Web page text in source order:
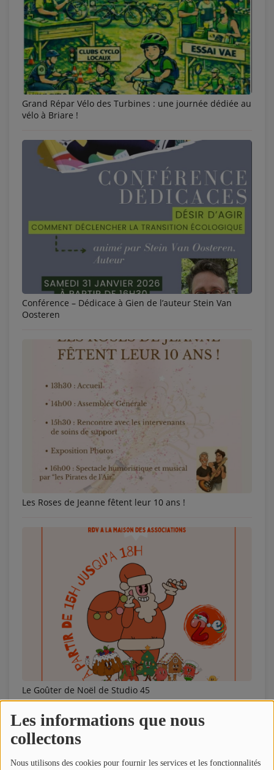
Les informations que nous
collectons
Nous utilisons des cookies pour fournir les services et les fonctionnalités
Grand Répar Vélo des Turbines : une journée dédiée au
vélo à Briare !
Conférence – Dédicace à Gien de l’auteur Stein Van
Oosteren
Les Roses de Jeanne fêtent leur 10 ans !
Le Goûter de Noël de Studio 45